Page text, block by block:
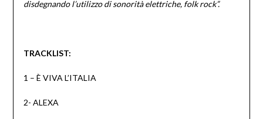
disdegnando l’utilizzo di sonorità elettriche, folk rock”.
TRACKLIST:
1 – È VIVA L’ITALIA
2- ALEXA